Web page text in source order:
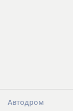
Автодром